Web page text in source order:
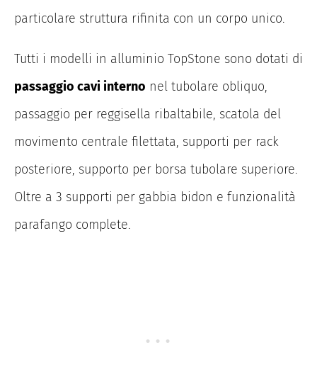
particolare struttura rifinita con un corpo unico.
Tutti i modelli in alluminio TopStone sono dotati di
passaggio cavi interno nel tubolare obliquo,
passaggio per reggisella ribaltabile, scatola del
movimento centrale filettata, supporti per rack
posteriore, supporto per borsa tubolare superiore.
Oltre a 3 supporti per gabbia bidon e funzionalità
parafango complete.